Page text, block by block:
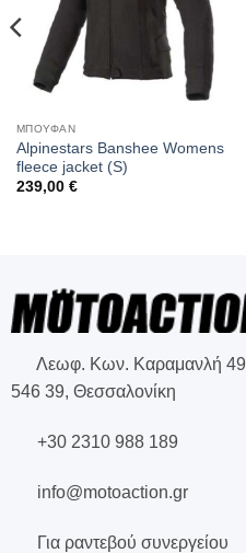
ΜΠΟΥΦΑΝ
Alpinestars Banshee Womens
fleece jacket (S)
239,00 €
Λεωφ. Κων. Καραμανλή 49
546 39, Θεσσαλονίκη
+30 2310 988 189
info@motoaction.gr
Για ραντεβού συνεργείου